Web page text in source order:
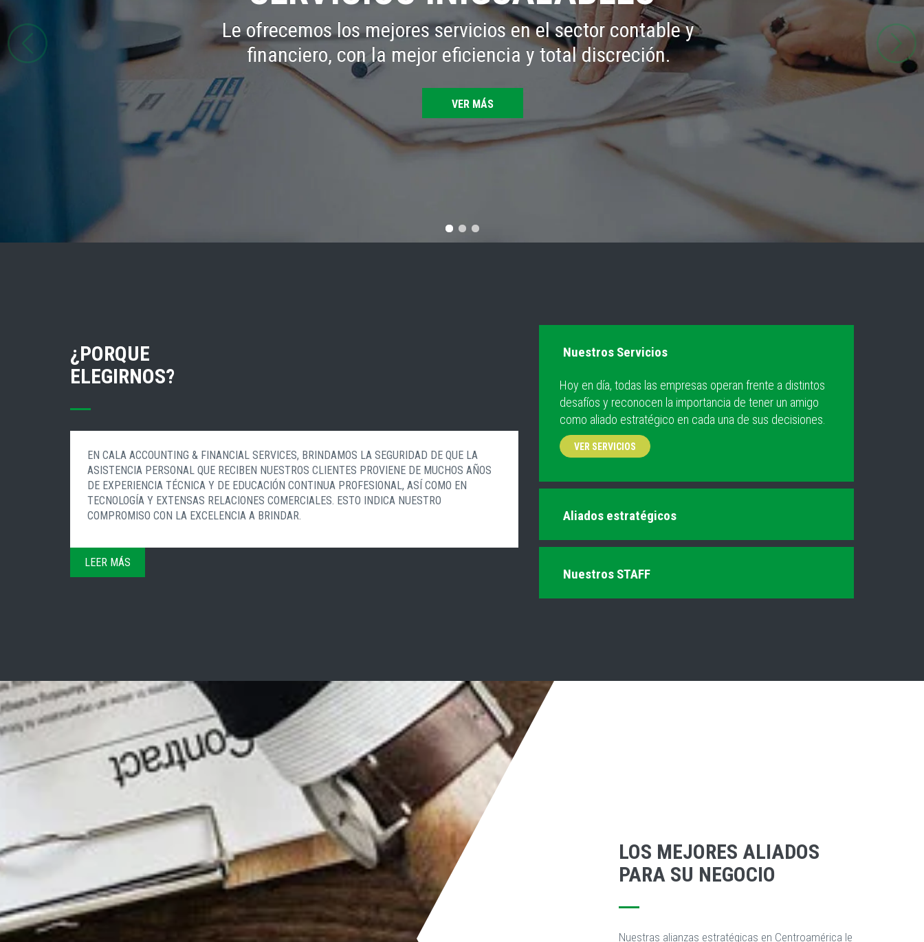
VER MÁS
Le ofrecemos los mejores servicios en el sector contable y
financiero, con la mejor eficiencia y total discreción.
¿PORQUE
ELEGIRNOS?
EN CALA ACCOUNTING & FINANCIAL SERVICES, BRINDAMOS LA SEGURIDAD DE QUE LA
ASISTENCIA PERSONAL QUE RECIBEN NUESTROS CLIENTES PROVIENE DE MUCHOS AÑOS
DE EXPERIENCIA TÉCNICA Y DE EDUCACIÓN CONTINUA PROFESIONAL, ASÍ COMO EN
TECNOLOGÍA Y EXTENSAS RELACIONES COMERCIALES. ESTO INDICA NUESTRO
COMPROMISO CON LA EXCELENCIA A BRINDAR.
LEER MÁS
Nuestros Servicios
Hoy en día, todas las empresas operan frente a distintos
desafíos y reconocen la importancia de tener un amigo
como aliado estratégico en cada una de sus decisiones.
VER SERVICIOS
Aliados estratégicos
Nuestros STAFF
LOS MEJORES ALIADOS
PARA SU NEGOCIO
Nuestras alianzas estratégicas en Centroamérica le